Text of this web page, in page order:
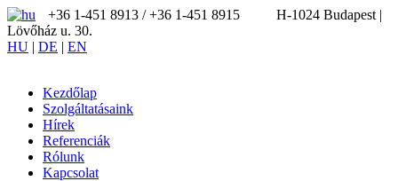
+36 1-451 8913 / ‪+36 1-451 8915
H-1024 Budapest |
Lövőház u. 30.
HU | DE | EN
Kezdőlap
Szolgáltatásaink
Hírek
Referenciák
Rólunk
Kapcsolat